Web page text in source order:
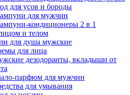
для усов и бороды
для мужчин
кондиционеры 2 в 1
и телом
для душа мужские
для лица
дезодоранты, вкладыши от
парфюм для мужчин
для умывания